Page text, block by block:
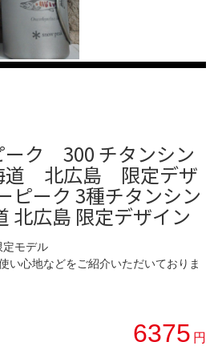
ク 300 チタンシン
道 北広島 限定デザ
ピーク 3種チタンシン
北広島 限定デザイン
モデル
い心地などをご紹介いただいておりま
6375 円